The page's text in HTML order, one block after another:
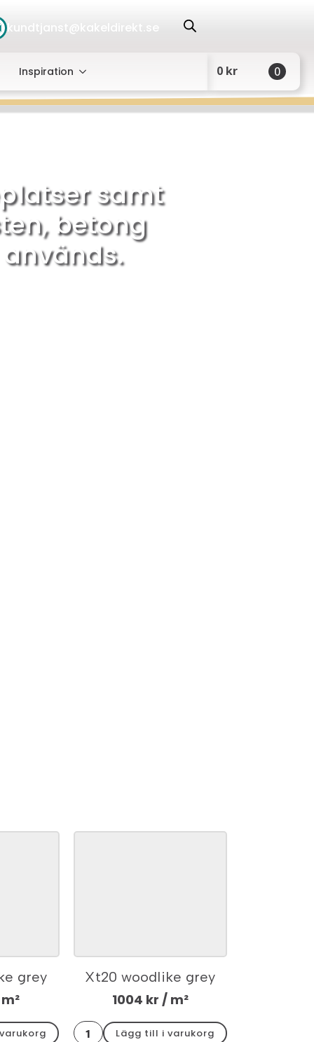
kundtjanst@kakeldirekt.se
Inspiration 0 kr 0
samt
betong
grey
Xt20 woodlike grey
rect. 60x60x2
1004 kr / m²
Xt20
woodlikeLägg till i varukorg